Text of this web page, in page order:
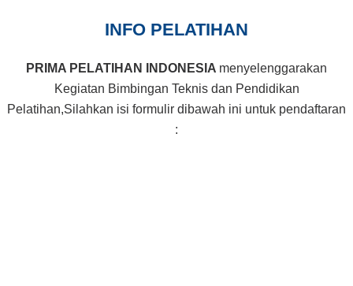
INFO PELATIHAN
PRIMA PELATIHAN INDONESIA menyelenggarakan
Kegiatan Bimbingan Teknis dan Pendidikan
Pelatihan,Silahkan isi formulir dibawah ini untuk pendaftaran
: